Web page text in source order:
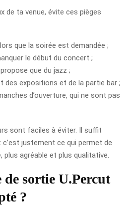
de ta venue, évite ces pièges
que la soirée est demandée ;
le début du concert ;
que du jazz ;
des expositions et de la partie bar ;
d’ouverture, qui ne sont pas
sont faciles à éviter. Il suffit
c’est justement ce qui permet de
plus agréable et plus qualitative.
sortie U.Percut
?